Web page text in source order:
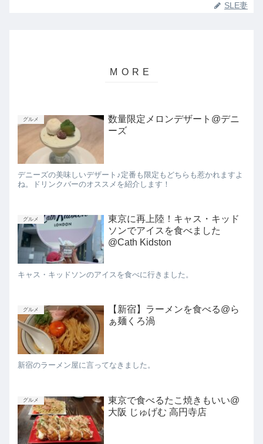
SLE妻
グルメ
数量限定メロンデザート@デニ
ーズ
デニーズの美味しいデザート♪定番も限定もどちらも惹かれますよ
ね。ドリンクバーのオススメを紹介します！
グルメ
東京に再上陸！キャス・キッド
ソンでアイスを食べました
@Cath Kidston
キャス・キッドソンのアイスを食べに行きました。
グルメ
【新宿】ラーメンを食べる@ら
ぁ麺くろ渦
新宿のラーメン屋に言ってなきました。
グルメ
東京で食べるたこ焼きもいい@
大阪 じゅげむ 高円寺店